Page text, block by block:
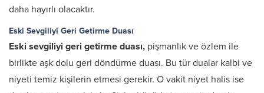
daha hayırlı olacaktır.
Eski Sevgiliyi Geri Getirme Duası
Eski sevgiliyi geri getirme duası, pişmanlık ve özlem ile
birlikte aşk dolu geri döndürme duası. Bu tür dualar kalbi ve
niyeti temiz kişilerin etmesi gerekir. O vakit niyet halis ise